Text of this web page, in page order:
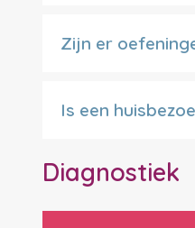
Zijn er
Is een
Diagnostiek